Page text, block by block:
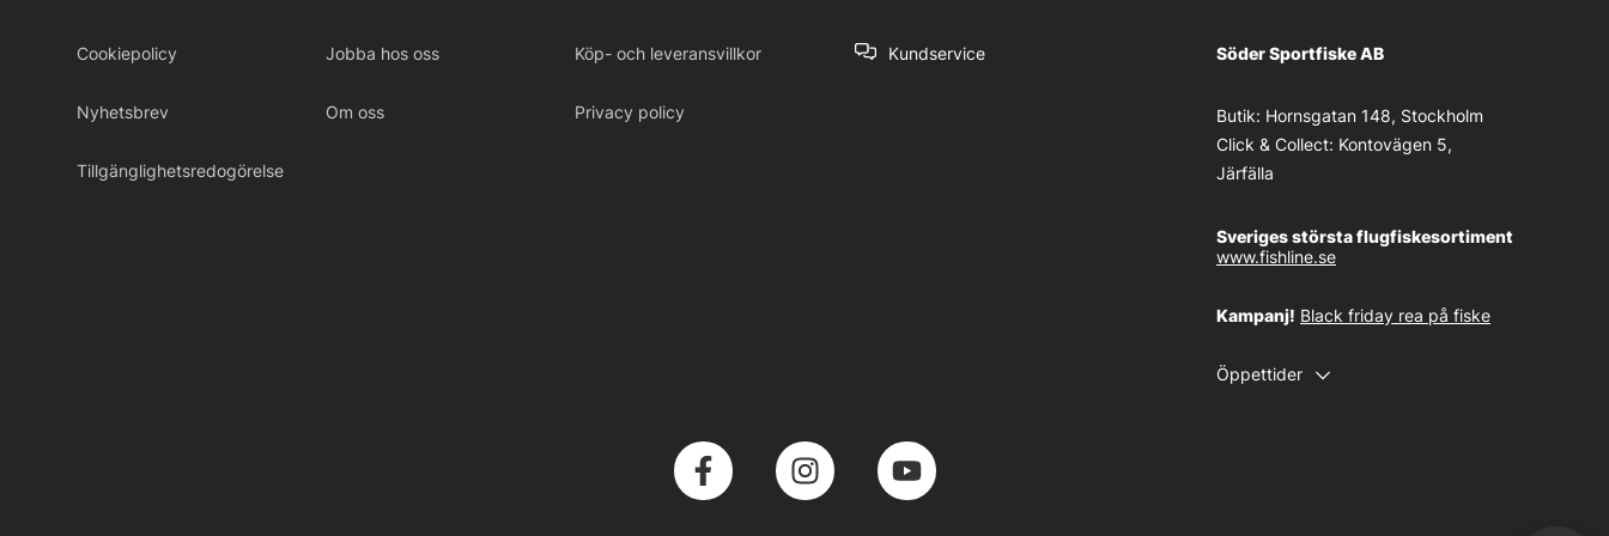
Cookiepolicy Jobba hos oss Köp- och leveransvillkor
Nyhetsbrev Om oss Privacy policy
Tillgänglighetsredogörelse
Kundservice Söder Sportfiske AB
Butik: Hornsgatan 148, Stockholm
Click & Collect: Kontovägen 5,
Järfälla
Sveriges största flugfiskesortiment
www.fishline.se
Kampanj! Black friday rea på fiske
Öppettider